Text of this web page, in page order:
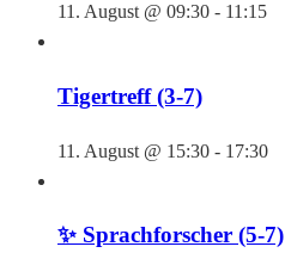
11. August @ 09:30 - 11:15
Tigertreff (3-7)
11. August @ 15:30 - 17:30
✨ Sprachforscher (5-7)